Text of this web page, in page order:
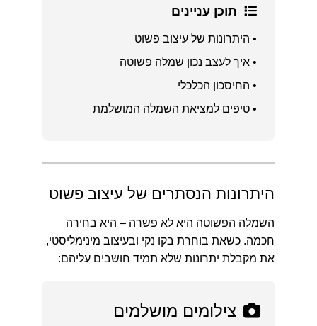
תוכן עניינים
• היתרונות של עיצוב פשוט
• איך לעצב נכון שמלה פשוטה
• החיסכון הכלכלי
• טיפים למציאת השמלה המושלמת
היתרונות הנסתרים של עיצוב פשוט
השמלה הפשוטה היא לא פשרה – היא בחירה
חכמה. כשאת בוחרת בקו נקי ובעיצוב מינימליסטי,
את מקבלת יתרונות שלא תמיד חושבים עליהם:
צילומים מושלמים